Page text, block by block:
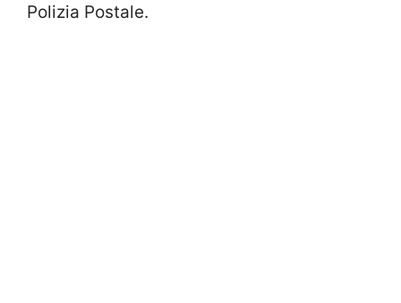
Polizia Postale.